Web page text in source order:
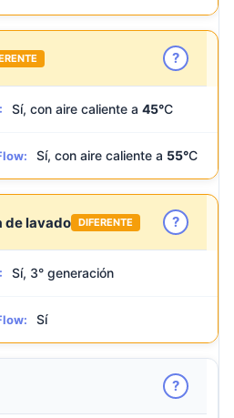
?
Sí, con aire caliente a 45°C
Sí, con aire caliente a 55°C
de lavado DIFERENTE ?
Sí, 3° generación
Sí
?